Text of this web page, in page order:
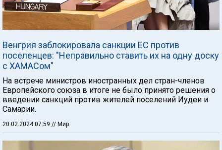
Венгрия заблокировала санкции ЕС против
поселенцев: "Неправильно ставить их на одну доску
с ХАМАСом"
На встрече министров иностранных дел стран-членов
Европейского союза в итоге не было принято решения о
введении санкций против жителей поселений Иудеи и
Самарии.
20.02.2024 07:59 // Мир